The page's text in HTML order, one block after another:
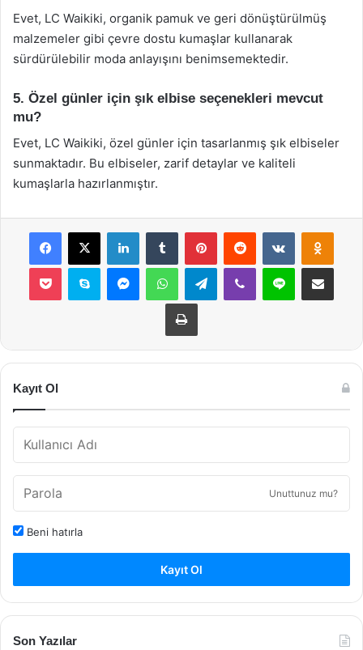
Evet, LC Waikiki, organik pamuk ve geri dönüştürülmüş
malzemeler gibi çevre dostu kumaşlar kullanarak
sürdürülebilir moda anlayışını benimsemektedir.
5. Özel günler için şık elbise seçenekleri mevcut
mu?
Evet, LC Waikiki, özel günler için tasarlanmış şık elbiseler
sunmaktadır. Bu elbiseler, zarif detaylar ve kaliteli
kumaşlarla hazırlanmıştır.
Facebook
X LinkedInTumblr PinterestReddit VKontakte
Pocket Skype MessengerWhatsAppTelegramViber Line E-Posta ile
Yazdır
Kayıt Ol
Unuttunuz mu?
Beni hatırla
Kayıt Ol
Son Yazılar